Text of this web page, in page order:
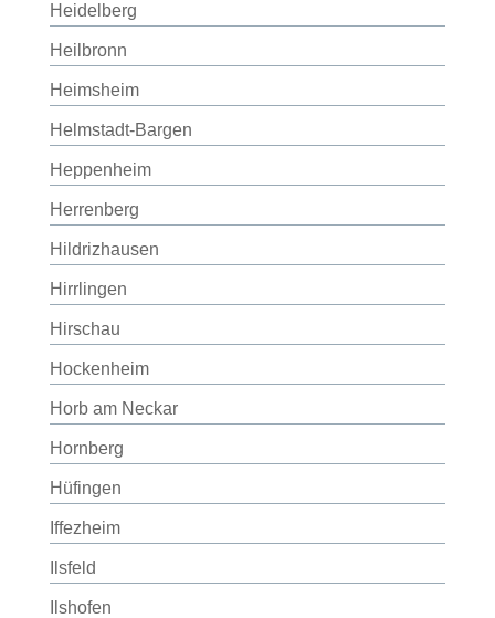
Heidelberg
Heilbronn
Heimsheim
Helmstadt-Bargen
Heppenheim
Herrenberg
Hildrizhausen
Hirrlingen
Hirschau
Hockenheim
Horb am Neckar
Hornberg
Hüfingen
Iffezheim
Ilsfeld
Ilshofen